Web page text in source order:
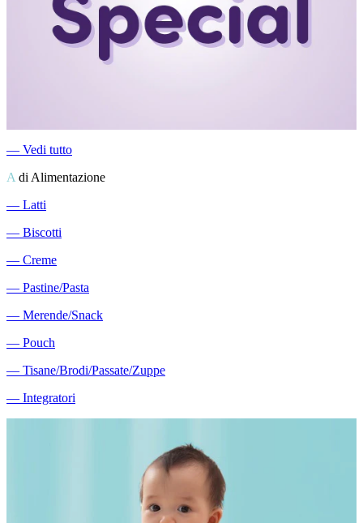
― Vedi tutto
A di Alimentazione
― Latti
― Biscotti
― Creme
― Pastine/Pasta
― Merende/Snack
― Pouch
― Tisane/Brodi/Passate/Zuppe
― Integratori